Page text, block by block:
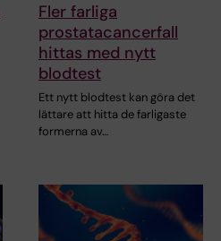
Fler farliga
prostatacancerfall
hittas med nytt
blodtest
Ett nytt blodtest kan göra det
lättare att hitta de farligaste
formerna av…